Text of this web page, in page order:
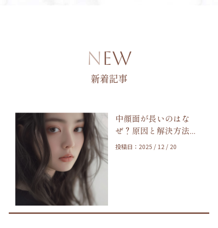
NEW
新着記事
中顔面が長いのはな
ぜ？原因と解決方法...
投稿日：2025 / 12 / 20